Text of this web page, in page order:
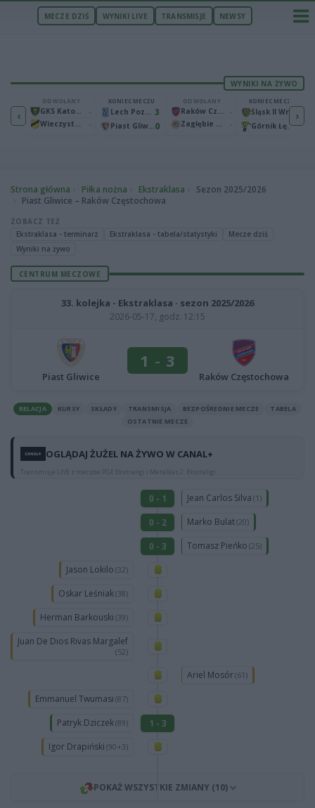
MECZE DZIŚ WYNIKI LIVE TRANSMISJE NEWSY
WYNIKI NA ŻYWO
‹
Warta Poznań 2
ODWOŁANY
GKS Katowice
Wieczysta Kraków
KONIEC MECZU
Lech Poznań 3
Piast Gliwice0
ODWOŁANY
Raków Częstochowa
Zagłębie Lubin
KONIEC MECZU
2
Górnik Łęczna 0
›
Strona główna Piłka nożna Ekstraklasa
Sezon 2025/2026
Piast Gliwice – Raków Częstochowa
ZOBACZ TEŻ
Ekstraklasa - terminarz
Ekstraklasa - tabela/statystyki
Mecze dziś
Wyniki na żywo
CENTRUM MECZOWE
33. kolejka - Ekstraklasa · sezon 2025/2026
2026-05-17, godz. 12:15
Piast Gliwice
1 - 3
Raków Częstochowa
RELACJA KURSY SKŁADY TRANSMISJA BEZPOŚREDNIE MECZE
TABELA
OSTATNIE MECZE
OGLĄDAJ ŻUŻEL NA ŻYWO W CANAL+
Transmisje LIVE z meczów PGE Ekstraligi i Metalkas 2. Ekstraligi
0 - 1 Jean Carlos Silva (1)
0 - 2 Marko Bulat(20)
0 - 3 Tomasz Pieńko (25)
Jason Lokilo (32)
Oskar Leśniak(38)
Herman Barkouski (39)
Juan De Dios Rivas Margalef
(52)
Ariel Mosór(61)
Emmanuel Twumasi (87)
Patryk Dziczek(89)
1 - 3
Igor Drapiński (90+3)
POKAŻ WSZYSTKIE ZMIANY (10)